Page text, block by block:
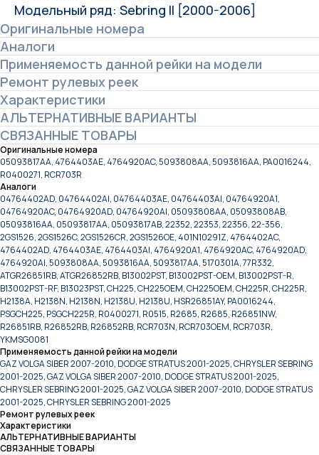
Модельный ряд: Sebring II [2000-2006]
Оригинальные номера
Аналоги
Применяемость данной рейки на модели
Ремонт рулевых реек
Характеристики
АЛЬТЕРНАТИВНЫЕ ВАРИАНТЫ
СВЯЗАННЫЕ ТОВАРЫ
Оригинальные номера
05093817AA, 4764403AE, 4764920AC, 5093808AA, 5093816AA, PA0016244,
R0400271, RCR703R
Аналоги
04764402AD, 04764402AI, 04764403AE, 04764403AI, 04764920A1,
04764920AC, 04764920AD, 04764920AI, 05093808AA, 05093808AB,
05093816AA, 05093817AA, 05093817AB, 22352, 22353, 22356, 22-356,
2GS1526, 2GS1526C, 2GS1526CR, 2GS1526OE, 401N10291Z, 4764402AC,
4764402AD, 4764403AE, 4764403AI, 4764920A1, 4764920AC, 4764920AD,
4764920AI, 5093808AA, 5093816AA, 5093817AA, 5170301A, 77R332,
ATGR26851RB, ATGR26852RB, B13002PST, B13002PST-OEM, B13002PST-R,
B13002PST-RF, B13023PST, CH225, CH225OEM, CH225OEM, CH225R, CH225R,
H2138A, H2138N, H2138N, H2138U, H2138U, HSR26851AY, PA0016244,
PSGCH225, PSGCH225R, R0400271, R0515, R2685, R2685, R26851NW,
R26851RB, R26852RB, R26852RB, RCR703N, RCR703OEM, RCR703R,
YKMSG0081
Применяемость данной рейки на модели
GAZ VOLGA SIBER 2007-2010, DODGE STRATUS 2001-2025, CHRYSLER SEBRING
2001-2025, GAZ VOLGA SIBER 2007-2010, DODGE STRATUS 2001-2025,
CHRYSLER SEBRING 2001-2025, GAZ VOLGA SIBER 2007-2010, DODGE STRATUS
2001-2025, CHRYSLER SEBRING 2001-2025
Ремонт рулевых реек
Характеристики
АЛЬТЕРНАТИВНЫЕ ВАРИАНТЫ
СВЯЗАННЫЕ ТОВАРЫ